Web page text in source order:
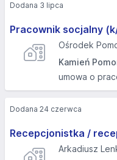
Pracownik socjalny
Ośrodek
Kamień
umowa o
Dodana 3 lipca
Recepcjonistka /
Arkadiusz
Dodana 24 czerwca